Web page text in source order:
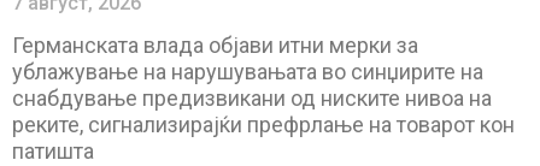
недела
Германската влада објави итни мерки за
ублажување на нарушувањата во синџирите на
снабдување предизвикани од ниските нивоа на
реките, сигнализирајќи префрлање на товарот кон
патишта